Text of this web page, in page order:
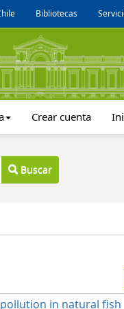
Bibliotecas
Crear cuenta
Buscar
in natural fish